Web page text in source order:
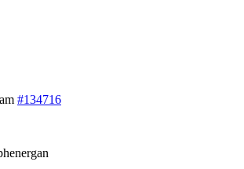
#134716